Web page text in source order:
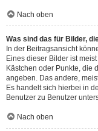
Nach oben
Was sind das für Bilder,
In der Beitragsansicht
Eines dieser Bilder ist
Kästchen oder Punkte, die
angeben. Das andere,
Es handelt sich hierbei in
Benutzer zu Benutzer
Nach oben